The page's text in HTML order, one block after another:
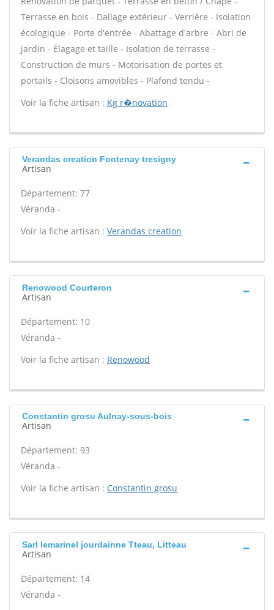
Terrasse en bois - Dallage extérieur - Verrière - Isolation
écologique - Porte d'entrée - Abattage d'arbre - Abri de
jardin - Élagage et taille - Isolation de terrasse -
Construction de murs - Motorisation de portes et
portails - Cloisons amovibles - Plafond tendu -
Voir la fiche artisan : Kg r�novation
Verandas creation Fontenay tresigny
Artisan
Département: 77
Véranda -
Voir la fiche artisan : Verandas creation
Renowood Courteron
Artisan
Département: 10
Véranda -
Voir la fiche artisan : Renowood
Constantin grosu Aulnay-sous-bois
Artisan
Département: 93
Véranda -
Voir la fiche artisan : Constantin grosu
Sarl lemarinel jourdainne Tteau, Litteau
Artisan
Département: 14
Véranda -